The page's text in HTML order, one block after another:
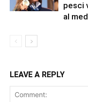
pesci
al
LEAVE A REPLY